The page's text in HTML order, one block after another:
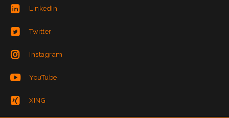
LinkedIn
Twitter
Instagram
YouTube
XING